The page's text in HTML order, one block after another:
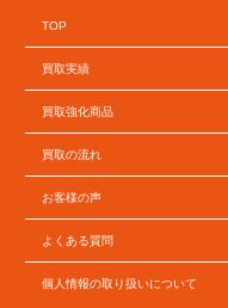
TOP
買取実績
買取強化商品
買取の流れ
お客様の声
よくある質問
個人情報の取り扱いについて